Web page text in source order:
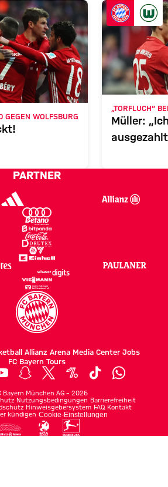
WOLFSBURG
„TORFLUCH“
Müller:
PARTNER
Allianz Arena Media Center Jobs
FC Bayern Tours
Bayern München AG – 2026
Nutzungsbedingungen Barrierefreiheit
Hinweisgebersystem FAQ Kontakt
kündigen Cookie-Einstellungen